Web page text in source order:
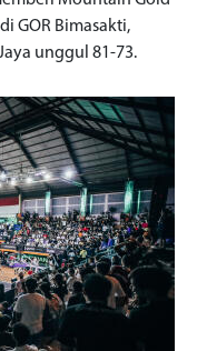
GOR Bimasakti,
unggul 81-73.